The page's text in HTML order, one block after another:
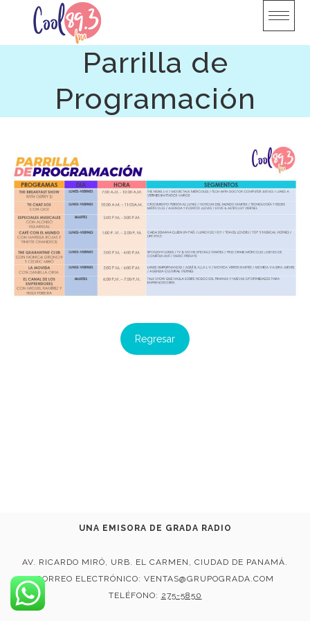
Parrilla de
Programación
Regresar
UNA EMISORA DE GRADA RADIO
AV. RICARDO MIRÓ, URB. EL CARMEN, CIUDAD DE PANAMÁ.
CORREO ELECTRÓNICO: VENTAS@GRUPOGRADA.COM
TELÉFONO: 275-5850